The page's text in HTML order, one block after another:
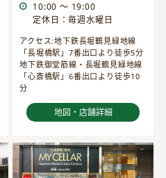
10:00 ～ 19:00
定休日：毎週水曜日
アクセス:地下鉄長堀鶴見緑地線
「長堀橋駅」7番出口より徒歩5分
地下鉄御堂筋線・長堀鶴見緑地線
「心斎橋駅」6番出口より徒歩10
分
地図・店舗詳細